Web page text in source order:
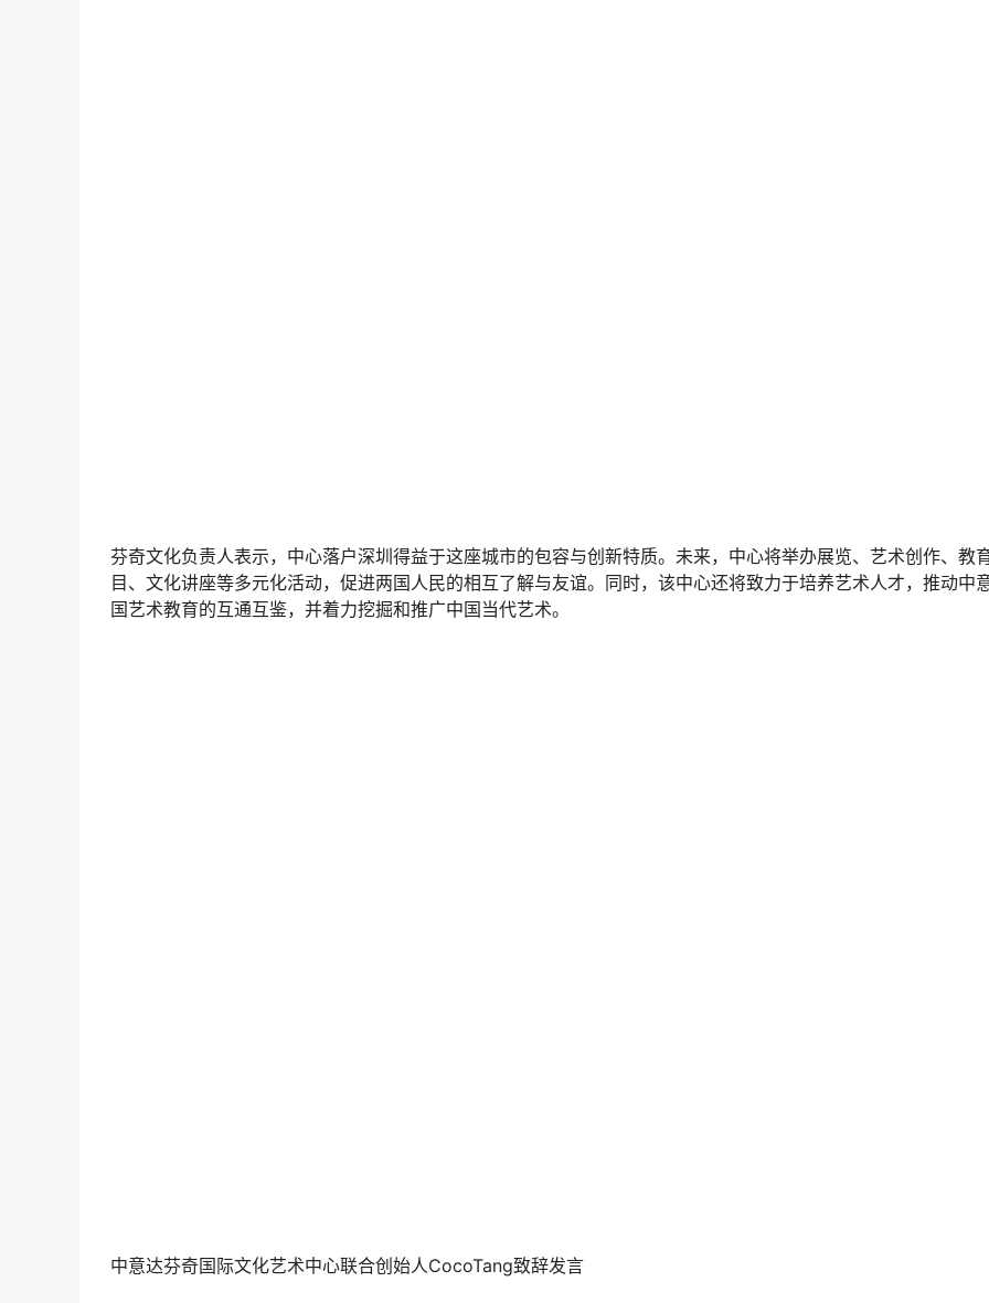
芬奇文化负责人表示，中心落户深圳得益于这座城市的包容与创新特质。未来，中心将举办展览、艺术创作、教
目、文化讲座等多元化活动，促进两国人民的相互了解与友谊。同时，该中心还将致力于培养艺术人才，推动中
国艺术教育的互通互鉴，并着力挖掘和推广中国当代艺术。
中意达芬奇国际文化艺术中心联合创始人CocoTang致辞发言